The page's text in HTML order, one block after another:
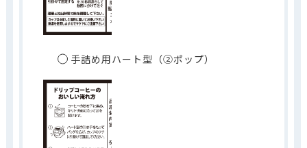
手詰め用ハート型（②ポップ）